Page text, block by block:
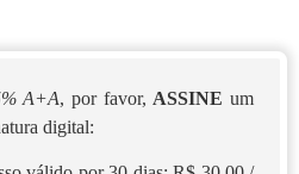
A+A, por favor, ASSINE um
digital: